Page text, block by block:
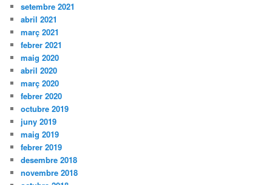
setembre 2021
abril 2021
març 2021
febrer 2021
maig 2020
abril 2020
març 2020
febrer 2020
octubre 2019
juny 2019
maig 2019
febrer 2019
desembre 2018
novembre 2018